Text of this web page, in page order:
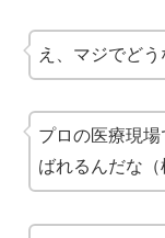
え、マジでど
プロの医療現
ばれるんだな（